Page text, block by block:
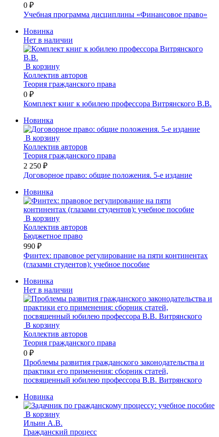
0 ₽
Учебная программа дисциплины «Финансовое право»
Новинка
Нет в наличии
В корзину
Коллектив авторов
Теория гражданского права
0 ₽
Комплект книг к юбилею профессора Витрянского В.В.
Новинка
В корзину
Коллектив авторов
Теория гражданского права
2 250 ₽
Договорное право: общие положения. 5-е издание
Новинка
В корзину
Коллектив авторов
Бюджетное право
990 ₽
Финтех: правовое регулирование на пяти континентах
(глазами студентов): учебное пособие
Новинка
Нет в наличии
В корзину
Коллектив авторов
Теория гражданского права
0 ₽
Проблемы развития гражданского законодательства и
практики его применения: сборник статей,
посвященный юбилею профессора В.В. Витрянского
Новинка
В корзину
Ильин А.В.
Гражданский процесс